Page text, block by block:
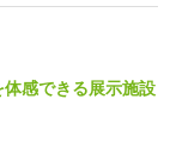
感できる展示施設